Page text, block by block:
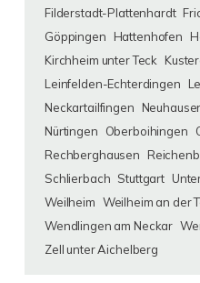
Filderstadt-Plattenhardt
Göppingen
Hattenhofen
Kirchheim unter Teck
Leinfelden-Echterdingen
Neckartailfingen
Nürtingen
Oberboihingen
Rechberghausen
Schlierbach Stuttgart
Weilheim Weilheim an der
Wendlingen am Neckar
Zell unter Aichelberg